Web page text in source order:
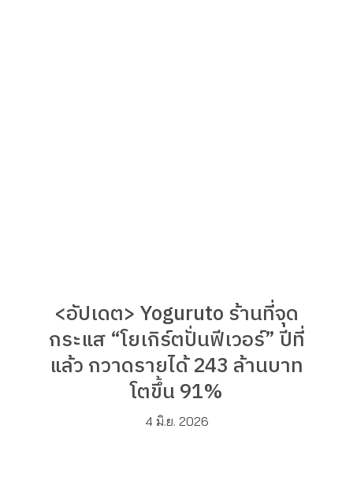
<อัปเดต> Yoguruto ร้านที่จุด
กระแส “โยเกิร์ตปั่นฟีเวอร์” ปีที่
แล้ว กวาดรายได้ 243 ล้านบาท
โตขึ้น 91%
4 มิ.ย. 2026